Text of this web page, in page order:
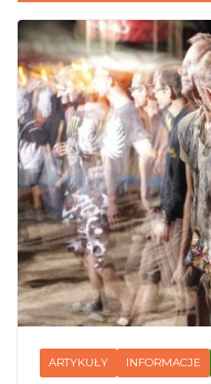
ARTYKUŁY INFORMACJE